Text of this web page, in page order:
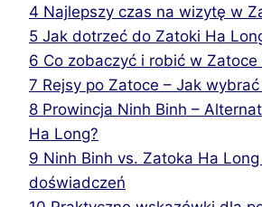
4 Najlepszy czas na wizytę w
5 Jak dotrzeć do Zatoki Ha
6 Co zobaczyć i robić w Zatoce
7 Rejsy po Zatoce – Jak
8 Prowincja Ninh Binh –
Ha Long?
9 Ninh Binh vs. Zatoka Ha
doświadczeń